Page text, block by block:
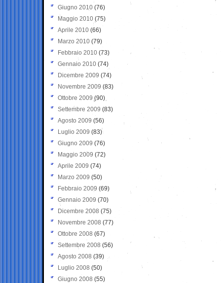
Giugno 2010 (76)
Maggio 2010 (75)
Aprile 2010 (66)
Marzo 2010 (79)
Febbraio 2010 (73)
Gennaio 2010 (74)
Dicembre 2009 (74)
Novembre 2009 (83)
Ottobre 2009 (90)
Settembre 2009 (83)
Agosto 2009 (56)
Luglio 2009 (83)
Giugno 2009 (76)
Maggio 2009 (72)
Aprile 2009 (74)
Marzo 2009 (50)
Febbraio 2009 (69)
Gennaio 2009 (70)
Dicembre 2008 (75)
Novembre 2008 (77)
Ottobre 2008 (67)
Settembre 2008 (56)
Agosto 2008 (39)
Luglio 2008 (50)
Giugno 2008 (55)